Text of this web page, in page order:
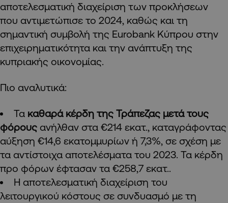
αποτελεσματική διαχείριση των προκλήσεων
που αντιμετώπισε το 2024, καθώς και τη
σημαντική συμβολή της Eurobank Κύπρου στην
επιχειρηματικότητα και την ανάπτυξη της
κυπριακής οικονομίας.
Πιο αναλυτικά:
Τα καθαρά κέρδη της Τράπεζας μετά τους
φόρους ανήλθαν στα €214 εκατ., καταγράφοντας
αύξηση €14,6 εκατομμυρίων ή 7,3%, σε σχέση με
τα αντίστοιχα αποτελέσματα του 2023. Τα κέρδη
προ φόρων έφτασαν τα €258,7 εκατ..
Η αποτελεσματική διαχείριση του
λειτουργικού κόστους σε συνδυασμό με τη